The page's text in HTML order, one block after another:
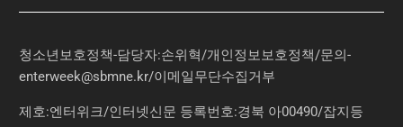
청소년보호정책-담당자:손위혁/개인정보보호정책/문의-
enterweek@sbmne.kr/이메일무단수집거부
제호:엔터위크/인터넷신문 등록번호:경북 아00490/잡지등